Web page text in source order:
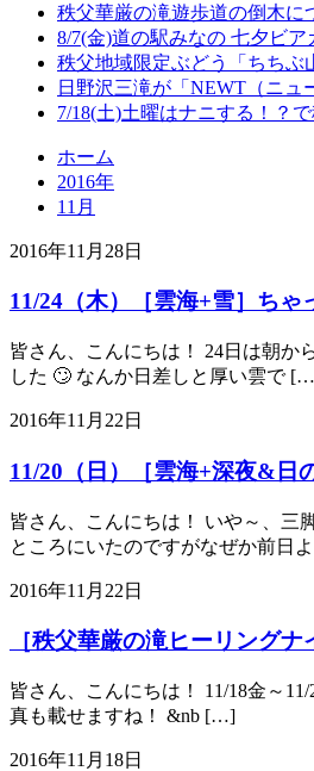
秩父華厳の滝遊歩道の倒木に
8/7(金)道の駅みなの 七夕ビア
秩父地域限定ぶどう「ちちぶ
日野沢三滝が「NEWT（ニュ
7/18(土)土曜はナニする！？
ホーム
2016年
11月
2016年11月28日
11/24（木）［雲海+雪］ちゃ
皆さん、こんにちは！ 24日は朝か
した 🙄 なんか日差しと厚い雲で
2016年11月22日
11/20（日）［雲海+深夜&日
皆さん、こんにちは！ いや～、三
ところにいたのですがなぜか前日
2016年11月22日
［秩父華厳の滝ヒーリングナ
皆さん、こんにちは！ 11/18金～
真も載せますね！ &nb […]
2016年11月18日